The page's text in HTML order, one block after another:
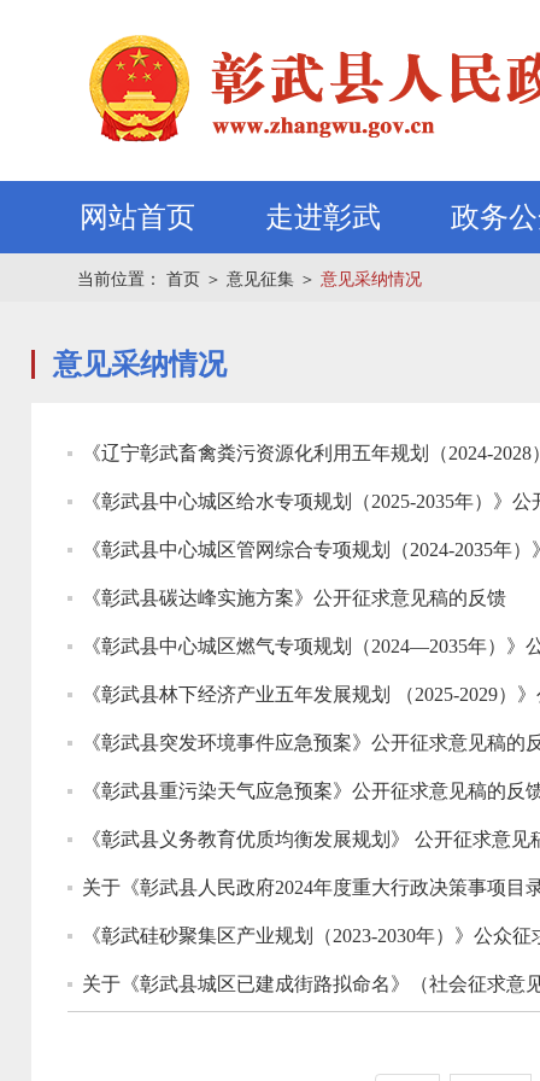
网站首页 走进彰武 政务
当前位置： 首页 ＞ 意见征集 ＞ 意见采纳情况
意见采纳情况
《辽宁彰武畜禽粪污资源化利用五年规划（2024-
《彰武县中心城区给水专项规划（2025-2035年）》
《彰武县中心城区管网综合专项规划（2024-2035年
《彰武县碳达峰实施方案》公开征求意见稿的反馈
《彰武县中心城区燃气专项规划（2024—2035年）》
《彰武县林下经济产业五年发展规划 （2025-2029）
《彰武县突发环境事件应急预案》公开征求意见稿的
《彰武县重污染天气应急预案》公开征求意见稿的反
《彰武县义务教育优质均衡发展规划》 公开征求意见
关于《彰武县人民政府2024年度重大行政决策事项
《彰武硅砂聚集区产业规划（2023-2030年）》公众
关于《彰武县城区已建成街路拟命名》（社会征求意